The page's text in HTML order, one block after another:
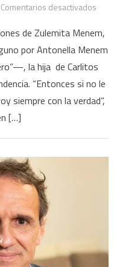
Comentarios desactivados
le
a
la
que
de Zulemita Menem,
por Antonella Menem
la hija de Carlitos
“Entonces si no le
siempre con la verdad”,
[…]